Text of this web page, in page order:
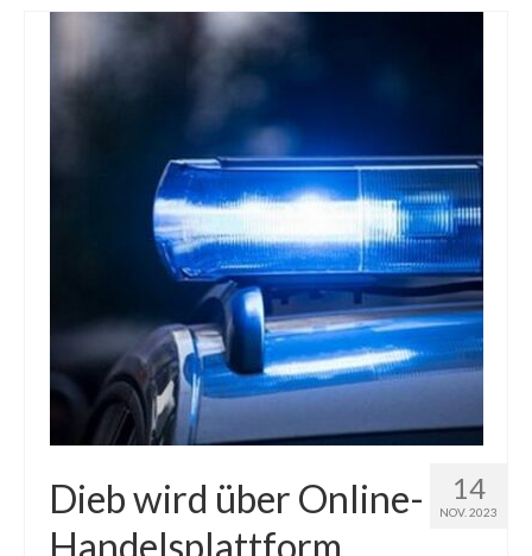
14
NOV. 2023
Dieb wird über Online-
Handelsplattform